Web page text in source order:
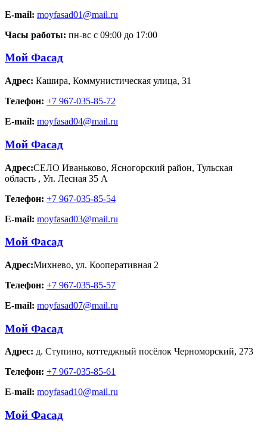
E-mail: moyfasad01@mail.ru
Часы работы: пн-вс с 09:00 до 17:00
Мой Фасад
Адрес: Кашира, Коммунистическая улица, 31
Телефон: +7 967-035-85-72
E-mail: moyfasad04@mail.ru
Мой Фасад
Адрес:СЕЛО Иваньково, Ясногорский район, Тульская
область , Ул. Лесная 35 А
Телефон: +7 967-035-85-54
E-mail: moyfasad03@mail.ru
Мой Фасад
Адрес:Михнево, ул. Кооперативная 2
Телефон: +7 967-035-85-57
E-mail: moyfasad07@mail.ru
Мой Фасад
Адрес: д. Ступино, коттеджный посёлок Черноморский, 273
Телефон: +7 967-035-85-61
E-mail: moyfasad10@mail.ru
Мой Фасад